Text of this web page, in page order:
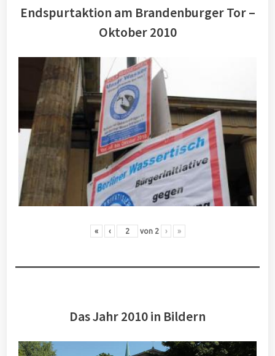
Endspurtaktion am Brandenburger Tor –
Oktober 2010
« ‹ von 2 › »
Das Jahr 2010 in Bildern